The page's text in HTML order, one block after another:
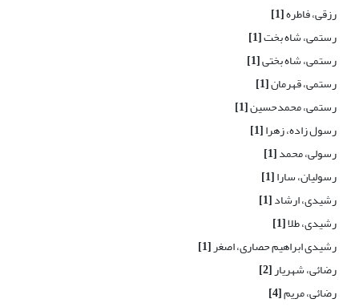
رزقی، فاطره[1]
رستمی، شاه بخت[1]
رستمی، شاه بختی[1]
رستمی، قهرمان[1]
رستمی، محمدحسین[1]
رسول زاده، زهرا[1]
رسولی، محمد[1]
رسولیان، سارا[1]
رشیدی، ارشاد[1]
رشیدی، طلا[1]
رشیدی ابراهیم حصاری، اصغر[1]
رضائی، شهریار[2]
رضائی، مریم[4]